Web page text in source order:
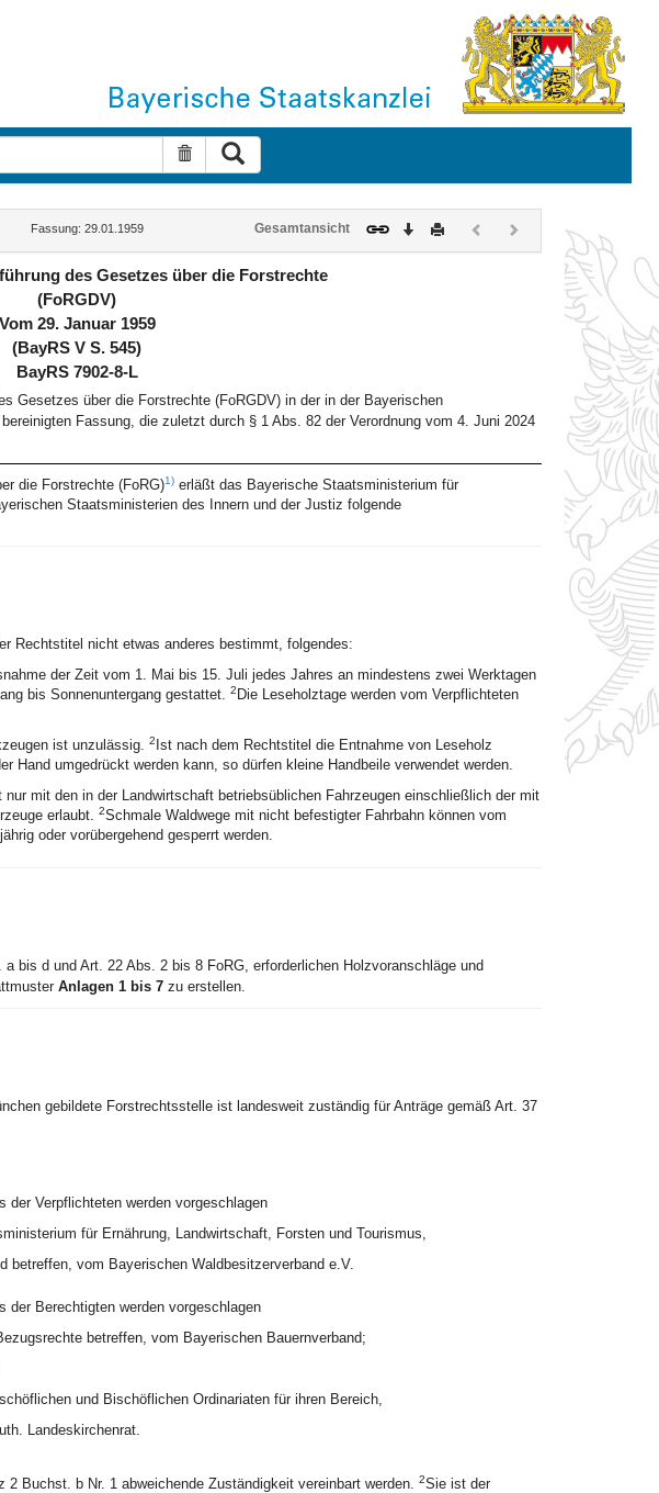
Suche zurücksetzen
Fassung: 29.01.1959 Gesamtansicht Download
DruckenVorherigesNächstes
Dokument
(inaktiv)
des Gesetzes über die Forstrechte
(FoRGDV)
Vom 29. Januar 1959
(BayRS V S. 545)
BayRS 7902-8-L
Gesetzes über die Forstrechte (FoRGDV) in der in der Bayerischen
Fassung, die zuletzt durch § 1 Abs. 82 der Verordnung vom 4. Juni 2024
die Forstrechte (FoRG)1)erläßt das Bayerische Staatsministerium für
Staatsministerien des Innern und der Justiz folgende
Rechtstitel nicht etwas anderes bestimmt, folgendes:
der Zeit vom 1. Mai bis 15. Juli jedes Jahres an mindestens zwei Werktagen
bis Sonnenuntergang gestattet. 2 Die Leseholztage werden vom Verpflichteten
ist unzulässig. 2 Ist nach dem Rechtstitel die Entnahme von Leseholz
Hand umgedrückt werden kann, so dürfen kleine Handbeile verwendet werden.
mit den in der Landwirtschaft betriebsüblichen Fahrzeugen einschließlich der mit
erlaubt. 2Schmale Waldwege mit nicht befestigter Fahrbahn können vom
oder vorübergehend gesperrt werden.
bis d und Art. 22 Abs. 2 bis 8 FoRG, erforderlichen Holzvoranschläge und
Anlagen 1 bis 7zu erstellen.
gebildete Forstrechtsstelle ist landesweit zuständig für Anträge gemäß Art. 37
Verpflichteten werden vorgeschlagen
für Ernährung, Landwirtschaft, Forsten und Tourismus,
betreffen, vom Bayerischen Waldbesitzerverband e.V.
Berechtigten werden vorgeschlagen
betreffen, vom Bayerischen Bauernverband;
und Bischöflichen Ordinariaten für ihren Bereich,
Landeskirchenrat.
Buchst. b Nr. 1 abweichende Zuständigkeit vereinbart werden. 2Sie ist der